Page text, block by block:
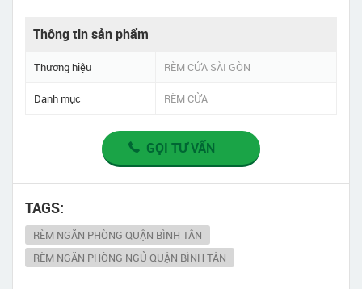
Thông tin sản phẩm
Thương hiệu RÈM CỬA SÀI GÒN
Danh mục RÈM CỬA
GỌI TƯ VẤN
TAGS:
RÈM NGĂN PHÒNG QUẬN BÌNH TÂN
RÈM NGĂN PHÒNG NGỦ QUẬN BÌNH TÂN